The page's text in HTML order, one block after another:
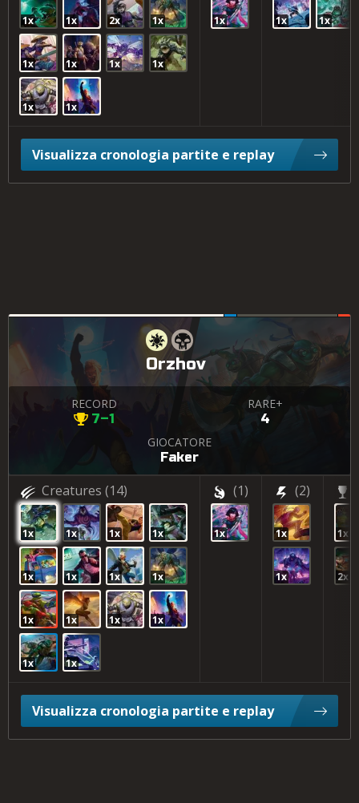
1x 1x 2x 1x
1x 1x 1x 1x
1x 1x
1x 1x 1x
Visualizza cronologia partite e replay
Orzhov
RECORD
7–1
RARE+
4
GIOCATORE
Faker
Creatures (14)
1x 1x 1x 1x
1x 1x 1x 1x
1x 1x 1x 1x
1x 1x
(1)
1x
(2)
1x
1x
1x
2x
Visualizza cronologia partite e replay